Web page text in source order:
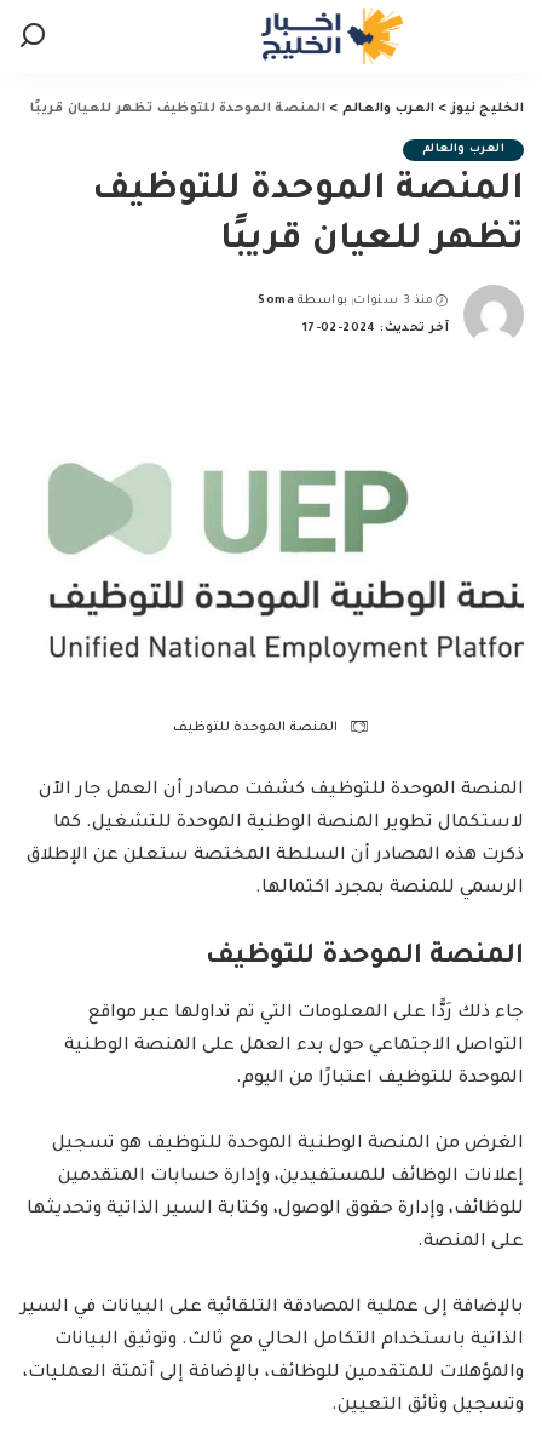
الخليج نيوز> العرب والعالم > المنصة الموحدة للتوظيف تظهر للعيان قريبًا
العرب والعالم
المنصة الموحدة للتوظيف
تظهر للعيان قريبًا
منذ 3 سنوات
Posted
by
بواسطة Soma
آخر تحديث: 2024-02-17
المنصة الموحدة للتوظيف
المنصة الموحدة للتوظيف كشفت مصادر أن العمل جار الآن
لاستكمال تطوير المنصة الوطنية الموحدة للتشغيل. كما
ذكرت هذه المصادر أن السلطة المختصة ستعلن عن الإطلاق
الرسمي للمنصة بمجرد اكتمالها.
المنصة الموحدة للتوظيف
جاء ذلك رَدًّا على المعلومات التي تم تداولها عبر مواقع
التواصل الاجتماعي حول بدء العمل على المنصة الوطنية
الموحدة للتوظيف اعتبارًا من اليوم.
الغرض من المنصة الوطنية الموحدة للتوظيف هو تسجيل
إعلانات الوظائف للمستفيدين، وإدارة حسابات المتقدمين
للوظائف، وإدارة حقوق الوصول، وكتابة السير الذاتية وتحديثها
على المنصة.
بالإضافة إلى عملية المصادقة التلقائية على البيانات في السير
الذاتية باستخدام التكامل الحالي مع ثالث. وتوثيق البيانات
والمؤهلات للمتقدمين للوظائف، بالإضافة إلى أتمتة العمليات،
وتسجيل وثائق التعيين.